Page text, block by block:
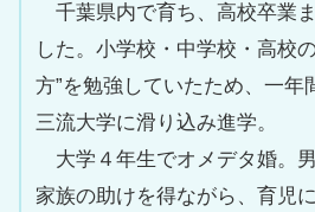
千葉県内で育ち、高校卒業
した。小学校・中学校・高校
方”を勉強していたため、一年
三流大学に滑り込み進学。
大学４年生でオメデタ婚。男
家族の助けを得ながら、育児に